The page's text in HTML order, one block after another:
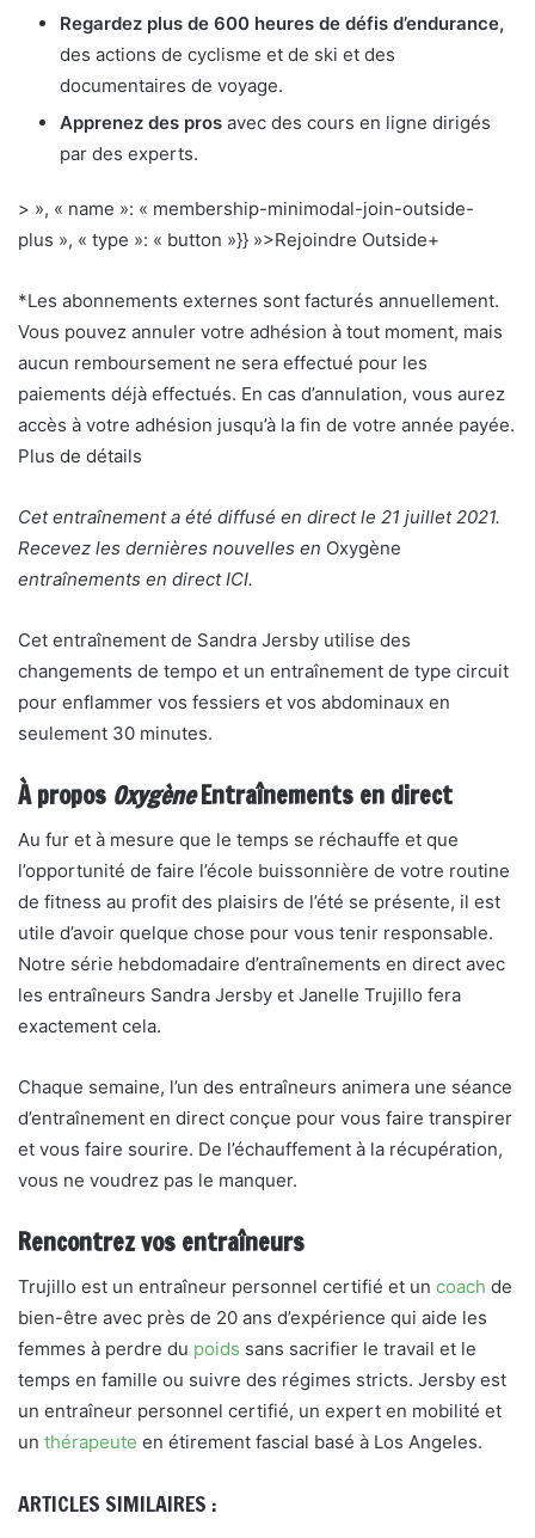
Regardez plus de 600 heures de défis d’endurance,
des actions de cyclisme et de ski et des
documentaires de voyage.
Apprenez des pros avec des cours en ligne dirigés
par des experts.
> », « name »: « membership-minimodal-join-outside-
plus », « type »: « button »}} »>Rejoindre Outside+
*Les abonnements externes sont facturés annuellement.
Vous pouvez annuler votre adhésion à tout moment, mais
aucun remboursement ne sera effectué pour les
paiements déjà effectués. En cas d’annulation, vous aurez
accès à votre adhésion jusqu’à la fin de votre année payée.
Plus de détails
Cet entraînement a été diffusé en direct le 21 juillet 2021.
Recevez les dernières nouvelles en Oxygène
entraînements en direct ICI.
Cet entraînement de Sandra Jersby utilise des
changements de tempo et un entraînement de type circuit
pour enflammer vos fessiers et vos abdominaux en
seulement 30 minutes.
À propos OxygèneEntraînements en direct
Au fur et à mesure que le temps se réchauffe et que
l’opportunité de faire l’école buissonnière de votre routine
de fitness au profit des plaisirs de l’été se présente, il est
utile d’avoir quelque chose pour vous tenir responsable.
Notre série hebdomadaire d’entraînements en direct avec
les entraîneurs Sandra Jersby et Janelle Trujillo fera
exactement cela.
Chaque semaine, l’un des entraîneurs animera une séance
d’entraînement en direct conçue pour vous faire transpirer
et vous faire sourire. De l’échauffement à la récupération,
vous ne voudrez pas le manquer.
Rencontrez vos entraîneurs
Trujillo est un entraîneur personnel certifié et un coach de
bien-être avec près de 20 ans d’expérience qui aide les
femmes à perdre du poids sans sacrifier le travail et le
temps en famille ou suivre des régimes stricts. Jersby est
un entraîneur personnel certifié, un expert en mobilité et
un thérapeute en étirement fascial basé à Los Angeles.
ARTICLES SIMILAIRES :